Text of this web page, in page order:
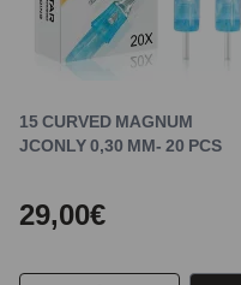
15 CURVED MAGNUM
JCONLY 0,30 MM- 20 PCS
29,00€